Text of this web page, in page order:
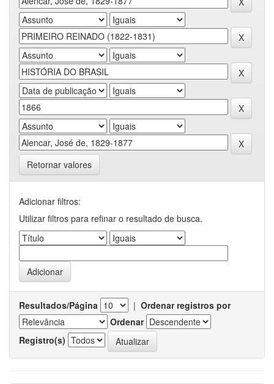
Retornar valores
Adicionar filtros:
Utilizar filtros para refinar o resultado de busca.
Resultados/Página | Ordenar registros por
Ordenar
Registro(s)